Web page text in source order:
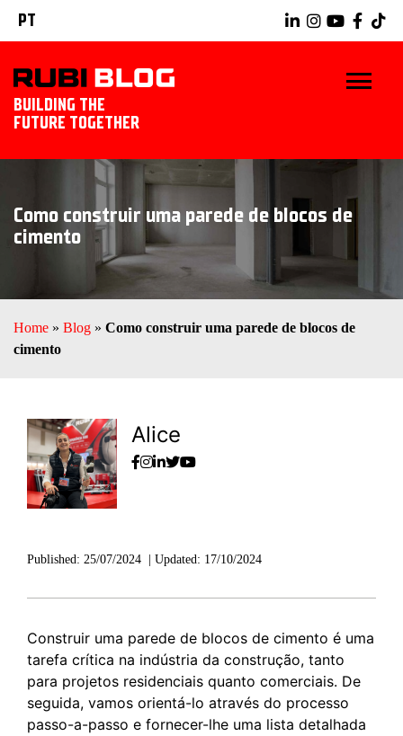
PT
BUILDING THE
FUTURE TOGETHER
DICAS E TRUQUES
IDÉIAS TILING
EXPLORAR RUBI
Como construir uma parede de blocos de
cimento
Home » Blog » Como construir uma parede de blocos de
cimento
Alice
Published: 25/07/2024 Updated: 17/10/2024
Construir uma parede de blocos de cimento é uma
tarefa crítica na indústria da construção, tanto
para projetos residenciais quanto comerciais. De
seguida, vamos orientá-lo através do processo
passo-a-passo e fornecer-lhe uma lista detalhada